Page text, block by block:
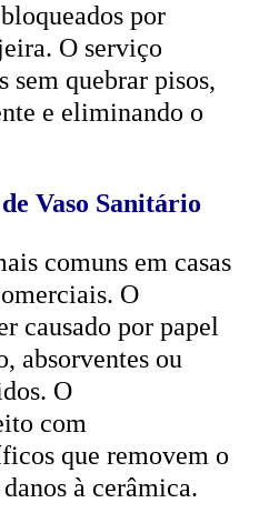
por
O serviço
sem quebrar pisos,
e eliminando o
Vaso Sanitário
comuns em casas
O
causado por papel
absorventes ou
O
com
que removem o
à cerâmica.